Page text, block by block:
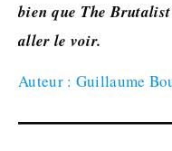
bien que The
aller le voir.
Auteur : Guillaume